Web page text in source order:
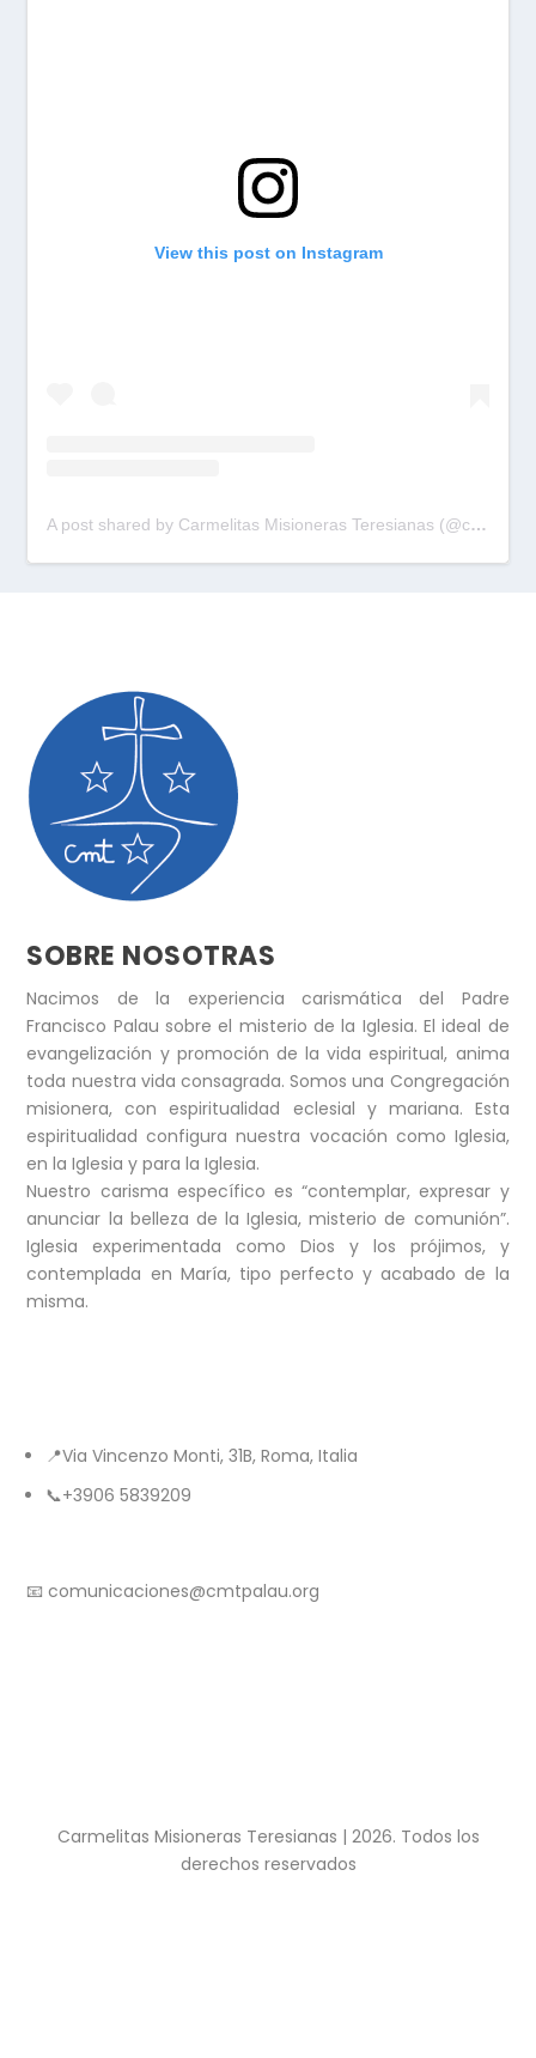
View this post on Instagram
A post shared by Carmelitas Misioneras Teresianas (@cmtpalau)
SOBRE NOSOTRAS
Nacimos de la experiencia carismática del Padre
Francisco Palau sobre el misterio de la Iglesia. El ideal de
evangelización y promoción de la vida espiritual, anima
toda nuestra vida consagrada. Somos una Congregación
misionera, con espiritualidad eclesial y mariana. Esta
espiritualidad configura nuestra vocación como Iglesia,
en la Iglesia y para la Iglesia.
Nuestro carisma específico es “contemplar, expresar y
anunciar la belleza de la Iglesia, misterio de comunión”.
Iglesia experimentada como Dios y los prójimos, y
contemplada en María, tipo perfecto y acabado de la
misma.
📍Via Vincenzo Monti, 31B, Roma, Italia
📞+3906 5839209
📧 comunicaciones@cmtpalau.org
Carmelitas Misioneras Teresianas | 2026. Todos los
derechos reservados